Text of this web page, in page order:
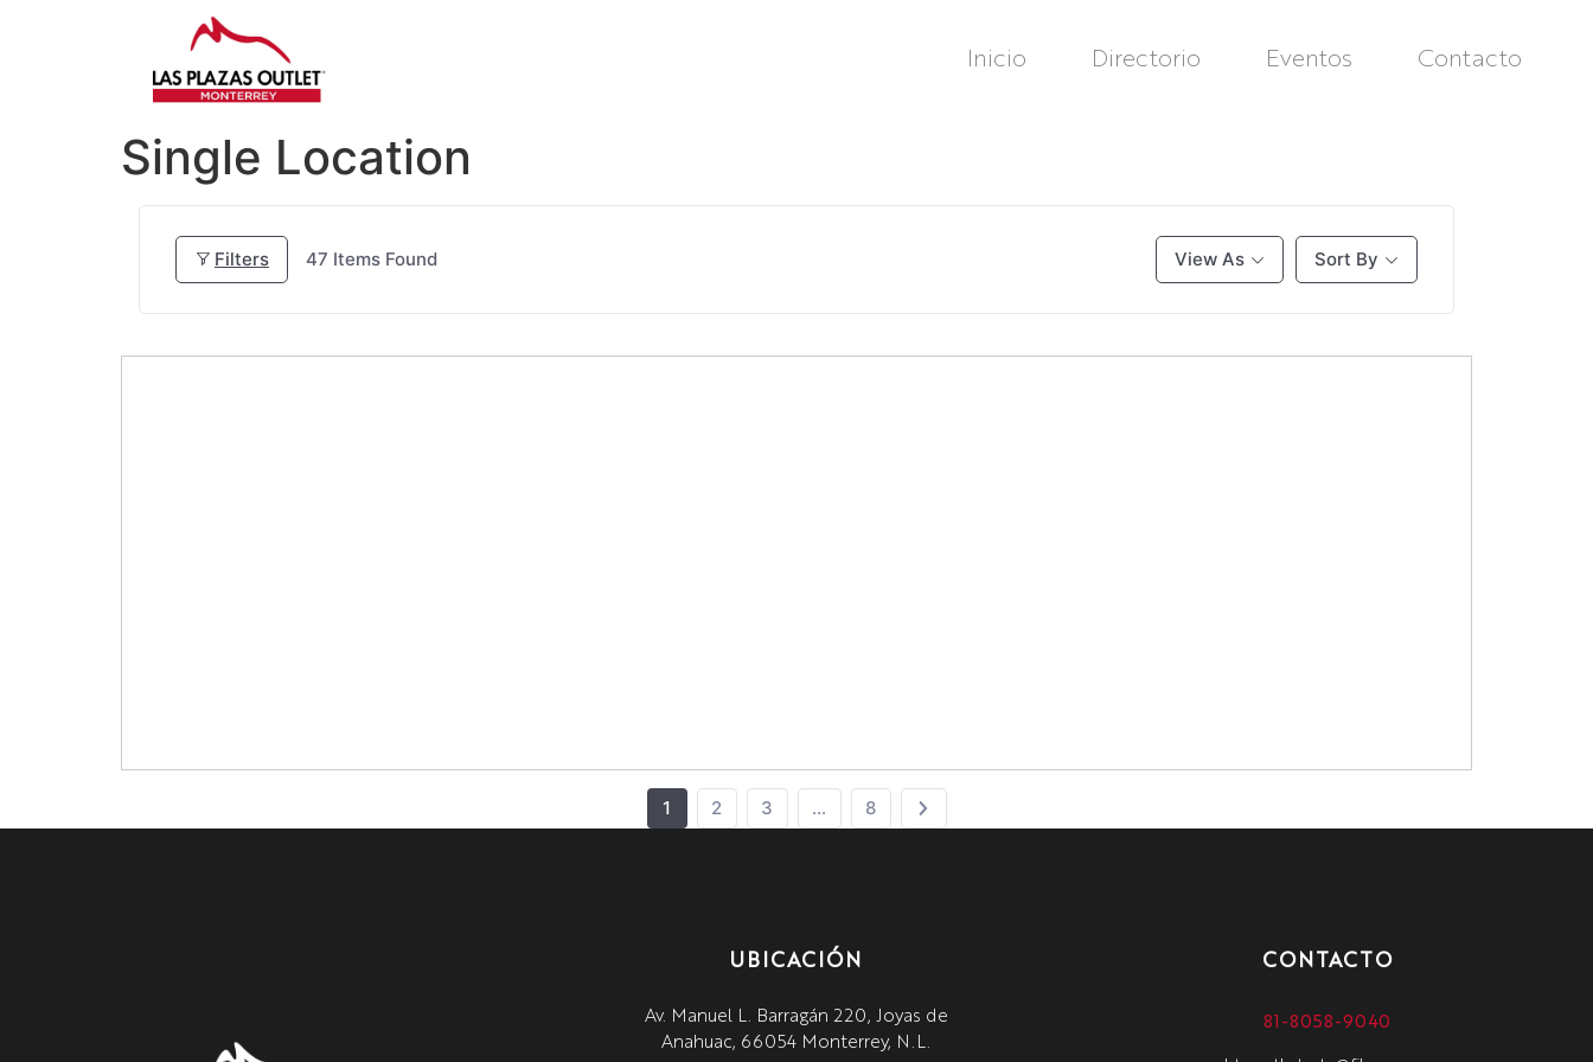
Inicio Directorio Eventos Contacto
Single Location
Filters 47 Items Found View As Sort By
1 2 3 … 8
UBICACIÓN
Av. Manuel L. Barragán 220, Joyas de
Anahuac, 66054 Monterrey, N.L.
CONTACTO
81-8058-9040